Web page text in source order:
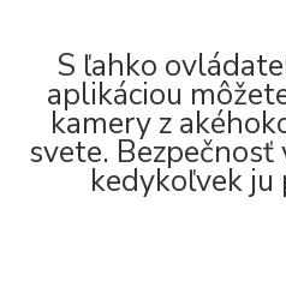
S ľahko
aplikáciou
kamery z
svete. Bezpečnosť
kedykoľvek